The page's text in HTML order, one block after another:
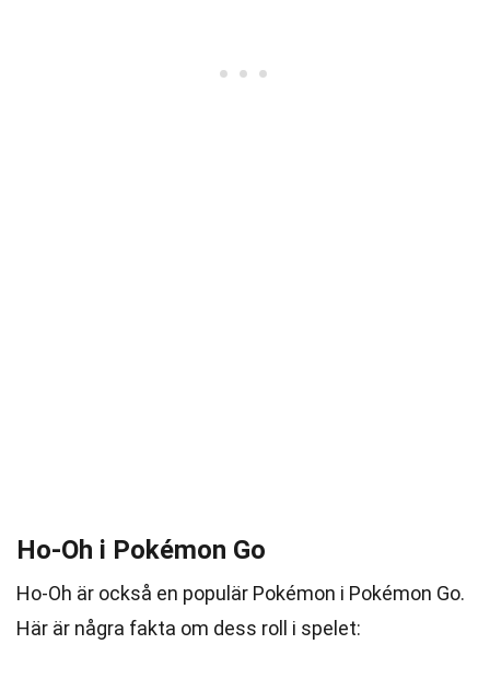
Ho-Oh i Pokémon Go
Ho-Oh är också en populär Pokémon i Pokémon Go.
Här är några fakta om dess roll i spelet: